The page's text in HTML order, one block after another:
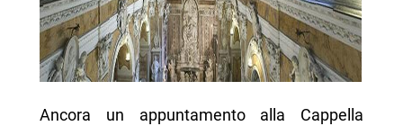
Ancora un appuntamento alla Cappella